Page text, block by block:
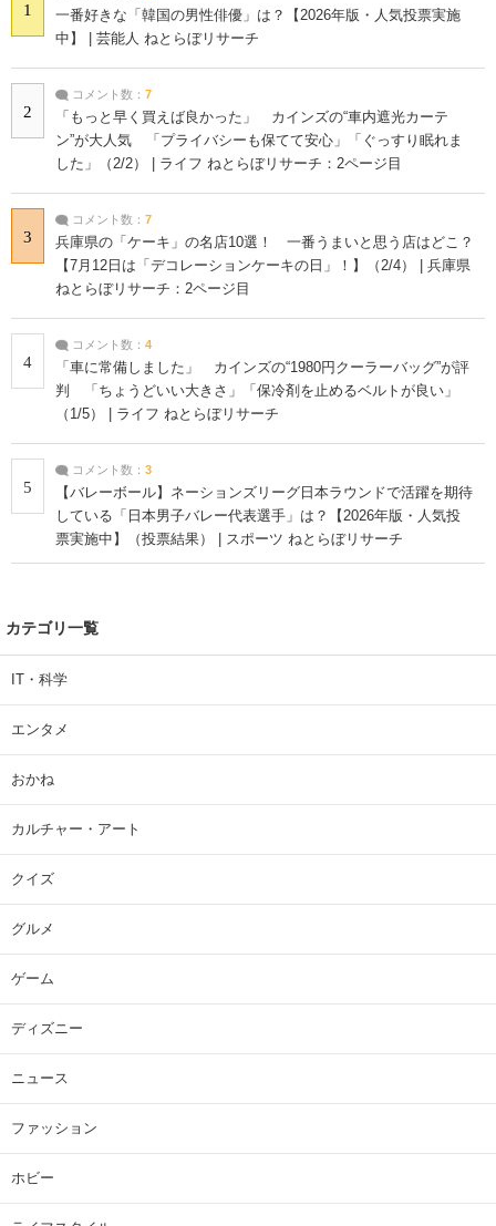
1
一番好きな「韓国の男性俳優」は？【2026年版・人気投票実施
中】 | 芸能人 ねとらぼリサーチ
2
コメント数： 7
「もっと早く買えば良かった」 カインズの“車内遮光カーテ
ン”が大人気 「プライバシーも保てて安心」「ぐっすり眠れま
した」（2/2） | ライフ ねとらぼリサーチ：2ページ目
3
コメント数： 7
兵庫県の「ケーキ」の名店10選！ 一番うまいと思う店はどこ？
【7月12日は「デコレーションケーキの日」！】（2/4） | 兵庫県
ねとらぼリサーチ：2ページ目
4
コメント数： 4
「車に常備しました」 カインズの“1980円クーラーバッグ”が評
判 「ちょうどいい大きさ」「保冷剤を止めるベルトが良い」
（1/5） | ライフ ねとらぼリサーチ
5
コメント数： 3
【バレーボール】ネーションズリーグ日本ラウンドで活躍を期待
している「日本男子バレー代表選手」は？【2026年版・人気投
票実施中】（投票結果） | スポーツ ねとらぼリサーチ
カテゴリ一覧
IT・科学
エンタメ
おかね
カルチャー・アート
クイズ
グルメ
ゲーム
ディズニー
ニュース
ファッション
ホビー